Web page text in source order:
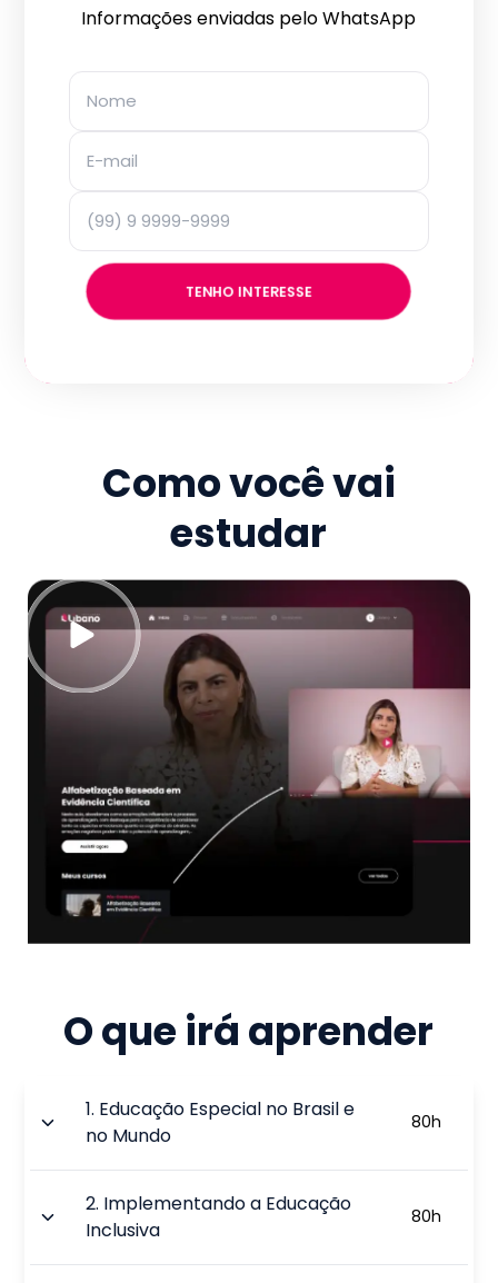
Informações enviadas pelo WhatsApp
TENHO INTERESSE
Como você vai
estudar
O que irá aprender
1. Educação Especial no Brasil e
no Mundo
80h
2. Implementando a Educação
Inclusiva
80h